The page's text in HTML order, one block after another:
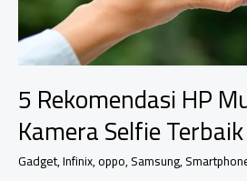
5 Rekomendasi HP
Kamera Selfie
Gadget,Infinix,oppo,Samsung,